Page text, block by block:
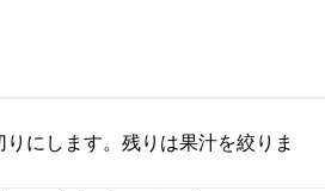
にします。残りは果汁を絞りま